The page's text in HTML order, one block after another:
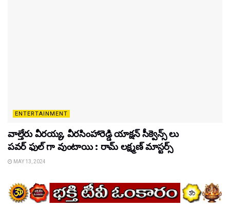
ENTERTAINMENT
వాల్తేరు వీరయ్య, వీరసింహారెడ్డి యాక్షన్ సీక్వెన్స్ లు
పవర్ ఫుల్ గా వుంటాయి : రామ్ లక్ష్మణ్ మాస్టర్స్
MAY 13, 2024